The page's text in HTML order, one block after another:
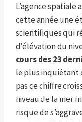
L’agence spatiale
cette année une
scientifiques qui
d’élévation du
cours des 23
le plus inquiétant
pas ce chiffre
niveau de la mer
risque de